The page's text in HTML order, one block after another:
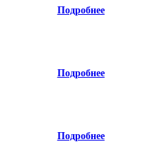
Подробнее
Подробнее
Подробнее